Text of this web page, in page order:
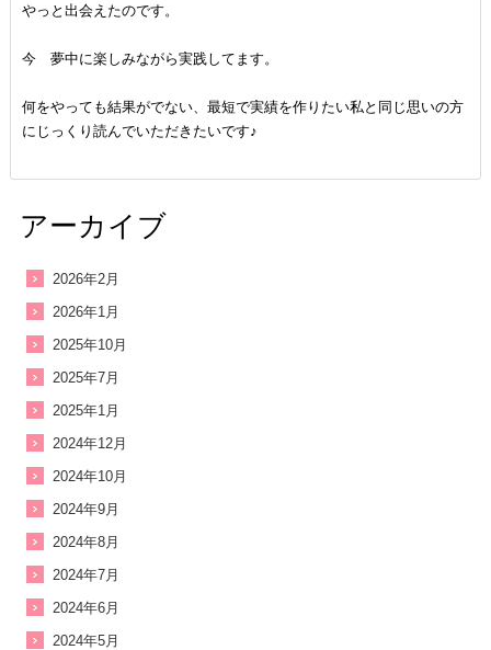
やっと出会えたのです。
今 夢中に楽しみながら実践してます。
何をやっても結果がでない、最短で実績を作りたい私と同じ思いの方
にじっくり読んでいただきたいです♪
アーカイブ
2026年2月
2026年1月
2025年10月
2025年7月
2025年1月
2024年12月
2024年10月
2024年9月
2024年8月
2024年7月
2024年6月
2024年5月